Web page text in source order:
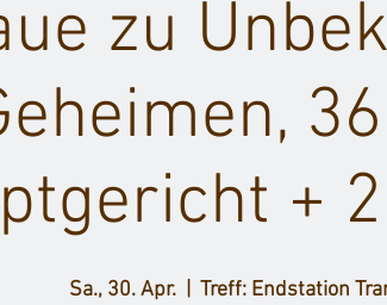
zu
+
Sa., 30. Apr.
  |
Treff: Endstation